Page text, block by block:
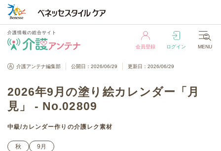
介護情報の総合サイト
会員登録 ログイン MENU
介護情報の総合サイト
介護アンテナ編集部 公開日：2026/06/29 更新日：2026/06/29
2026年9月の塗り絵カレンダー「月
見」 - No.02809
中級/カレンダー作り の介護レク素材
秋 9月